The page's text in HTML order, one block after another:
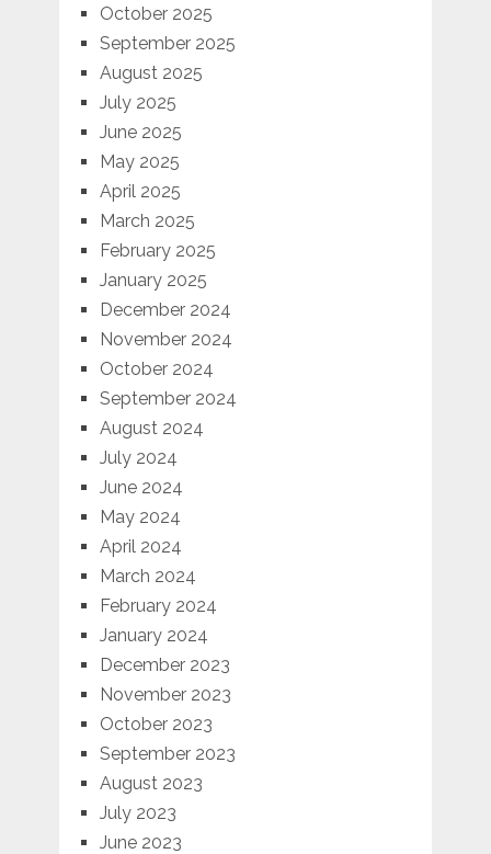
October 2025
September 2025
August 2025
July 2025
June 2025
May 2025
April 2025
March 2025
February 2025
January 2025
December 2024
November 2024
October 2024
September 2024
August 2024
July 2024
June 2024
May 2024
April 2024
March 2024
February 2024
January 2024
December 2023
November 2023
October 2023
September 2023
August 2023
July 2023
June 2023